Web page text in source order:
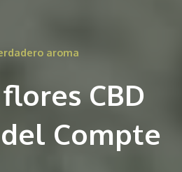
aroma
CBD
Compte